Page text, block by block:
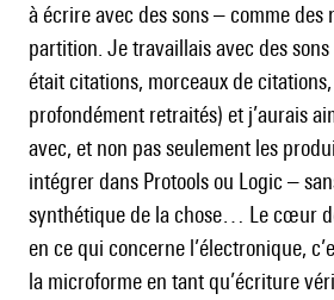
à écrire avec des sons – comme des
partition. Je travaillais avec des
était citations, morceaux de
profondément retraités) et j’aurais
avec, et non pas seulement les
intégrer dans Protools ou Logic –
synthétique de la chose… Le cœur
en ce qui concerne l’électronique,
la microforme en tant qu’écriture